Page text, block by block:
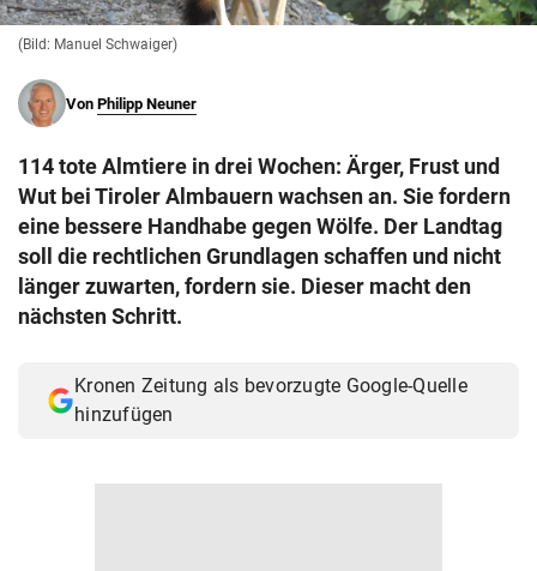
(Bild: Manuel Schwaiger)
Von Philipp Neuner
114 tote Almtiere in drei Wochen: Ärger, Frust und
Wut bei Tiroler Almbauern wachsen an. Sie fordern
eine bessere Handhabe gegen Wölfe. Der Landtag
soll die rechtlichen Grundlagen schaffen und nicht
länger zuwarten, fordern sie. Dieser macht den
nächsten Schritt.
Kronen Zeitung als bevorzugte Google-Quelle
hinzufügen